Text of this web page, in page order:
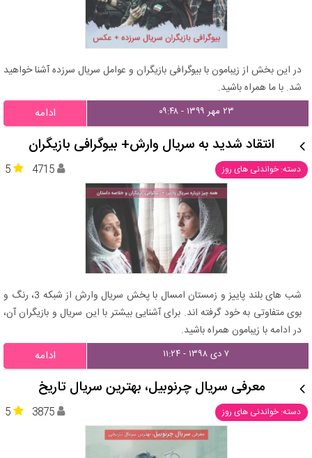
در این بخش از زیبامون با بیوگرافی بازیگران و عوامل سریال سرزده آشنا خواهید
شد. با ما همراه باشید.
۲۳ مهر ۱۳۹۹ - ۰۹:۴۸ ادامه
انتقاد شدید به سریال وارش+ بیوگرافی بازیگران
دسته: خواندنی های روز 5 4715
شب های بلند پاییز و زمستان امسال با پخش سریال وارش از شبکه 3، رنگ و
بوی متفاوتی به خود گرفته اند. برای آشنایی بیشتر با این سریال و بازیگران آن،
در ادامه با زیبامون همراه باشید.
۷ دی ۱۳۹۸ - ۱۱:۲۴ ادامه
معرفی سریال چرنوبیل، بهترین سریال تاریخ
دسته: خواندنی های روز 5 3875